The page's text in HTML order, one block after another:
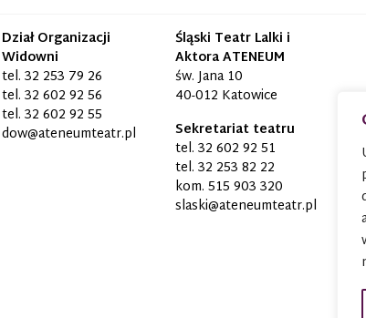
Dział Organizacji
Widowni
tel. 32 253 79 26
tel. 32 602 92 56
tel. 32 602 92 55
dow@ateneumteatr.pl
Śląski Teatr Lalki i
Aktora ATENEUM
św. Jana 10
40-012 Katowice
Sekretariat teatru
tel. 32 602 92 51
tel. 32 253 82 22
kom. 515 903 320
slaski@ateneumteatr.pl